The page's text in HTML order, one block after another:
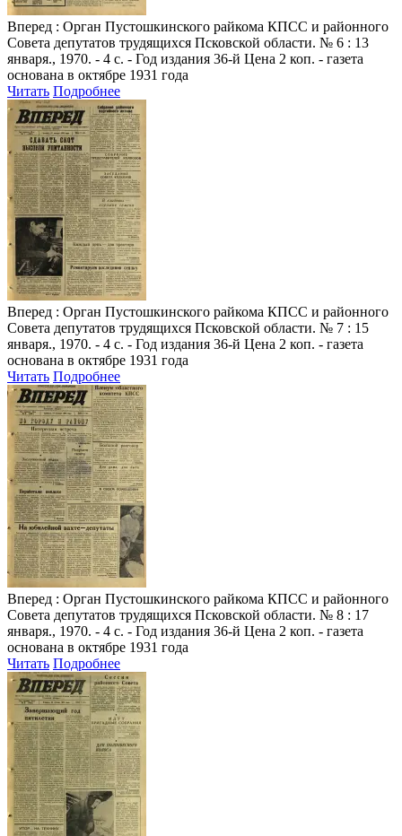
Вперед : Орган Пустошкинского райкома КПСС и районного
Совета депутатов трудящихся Псковской области. № 6 : 13
января., 1970. - 4 с. - Год издания 36-й Цена 2 коп. - газета
основана в октябре 1931 года
Читать Подробнее
Вперед : Орган Пустошкинского райкома КПСС и районного
Совета депутатов трудящихся Псковской области. № 7 : 15
января., 1970. - 4 с. - Год издания 36-й Цена 2 коп. - газета
основана в октябре 1931 года
Читать Подробнее
Вперед : Орган Пустошкинского райкома КПСС и районного
Совета депутатов трудящихся Псковской области. № 8 : 17
января., 1970. - 4 с. - Год издания 36-й Цена 2 коп. - газета
основана в октябре 1931 года
Читать Подробнее